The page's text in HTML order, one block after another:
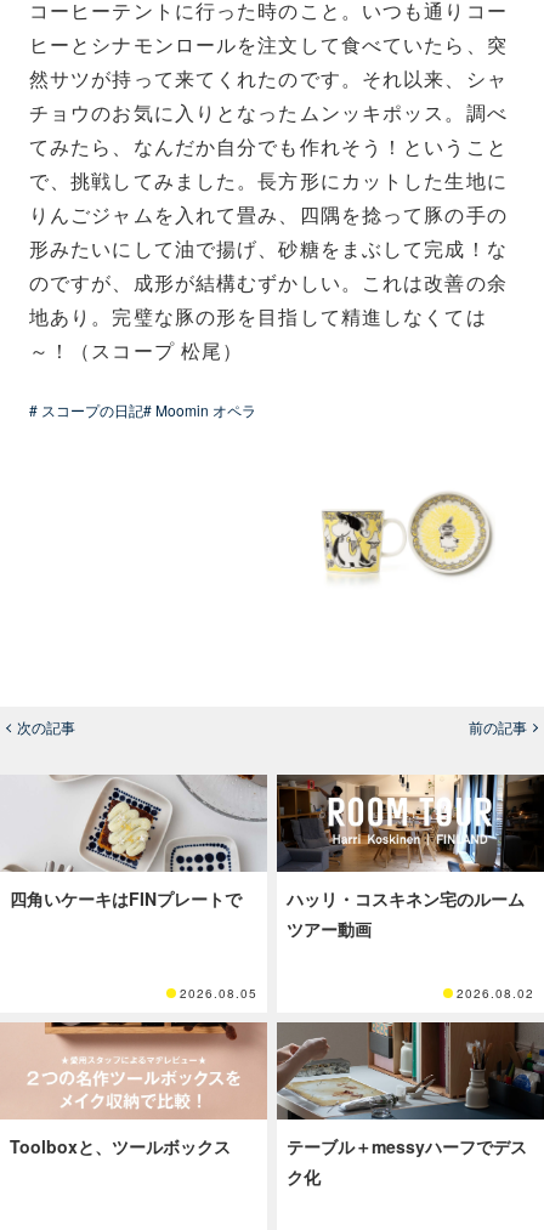
コーヒーテントに行った時のこと。いつも通りコー
ヒーとシナモンロールを注文して食べていたら、突
然サツが持って来てくれたのです。それ以来、シャ
チョウのお気に入りとなったムンッキポッス。調べ
てみたら、なんだか自分でも作れそう！ということ
で、挑戦してみました。長方形にカットした生地に
りんごジャムを入れて畳み、四隅を捻って豚の手の
形みたいにして油で揚げ、砂糖をまぶして完成！な
のですが、成形が結構むずかしい。これは改善の余
地あり。完璧な豚の形を目指して精進しなくては
～！（スコープ 松尾）
# スコープの日記# Moomin オペラ
次の記事 前の記事
四角いケーキはFINプレートで
2026.08.05
ハッリ・コスキネン宅のルーム
ツアー動画
2026.08.02
Toolboxと、ツールボックス
テーブル＋messyハーフでデス
ク化